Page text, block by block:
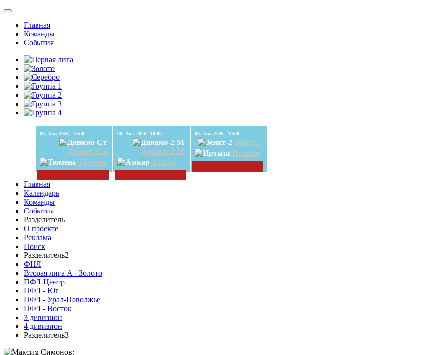
Главная
Команды
События
08. Авг. 2026 10:00
Динамо Ст
Тюмень
08. Авг. 2026 10:00
Динамо-2 М
Амкар
08. Авг. 2026 10:00
Зенит-2
Иртыш
Главная
Календарь
Команды
События
Разделитель
О проекте
Реклама
Поиск
Разделитель2
ФНЛ
Вторая лига А - Золото
ПФЛ-Центр
ПФЛ - Юг
ПФЛ - Урал-Поволжье
ПФЛ - Восток
3 дивизион
4 дивизион
Разделитель3